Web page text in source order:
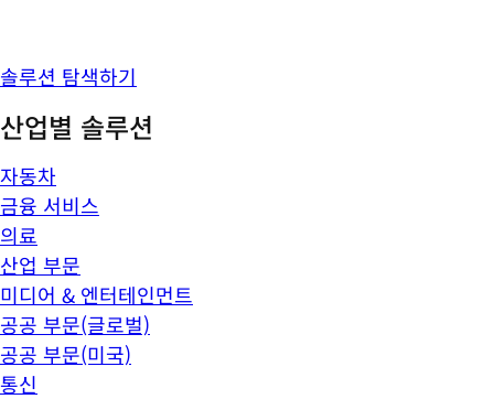
솔루션 탐색하기
산업별 솔루션
자동차
금융 서비스
의료
산업 부문
미디어 & 엔터테인먼트
공공 부문(글로벌)
공공 부문(미국)
통신